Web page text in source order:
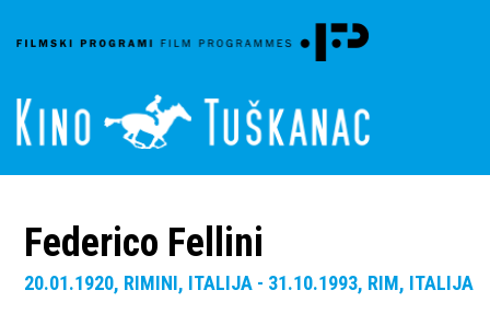
Federico Fellini
20.01.1920, RIMINI, ITALIJA - 31.10.1993, RIM, ITALIJA